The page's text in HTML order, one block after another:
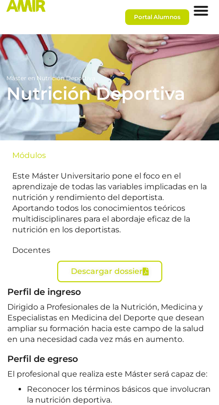
Portal Alumnos
Máster en Nutrición Deportiva
Nutrición Deportiva
Módulos
Este Máster Universitario pone el foco en el
aprendizaje de todas las variables implicadas en la
nutrición y rendimiento del deportista.
Aportando todos los conocimientos teóricos
multidisciplinares para el abordaje eficaz de la
nutrición en los deportistas.
Docentes
Descargar dossier
Perfil de ingreso
Dirigido a Profesionales de la Nutrición, Medicina y
Especialistas en Medicina del Deporte que desean
ampliar su formación hacia este campo de la salud
en una necesidad cada vez más en aumento.
Perfil de egreso
El profesional que realiza este Máster será capaz de:
Reconocer los términos básicos que involucran
la nutrición deportiva.